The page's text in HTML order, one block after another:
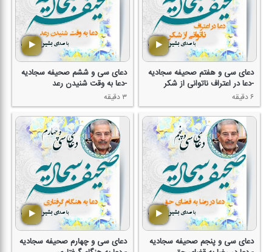
دعای سی و هفتم صحیفه سجادیه
-دعا در اعتراف ناتوانی از شكر
۶ دقیقه
دعای سی و ششم صحیفه سجادیه
-دعا به وقت شنیدن رعد
۳ دقیقه
دعای سی و پنجم صحیفه سجادیه
دعای سی و چهارم صحیفه سجادیه